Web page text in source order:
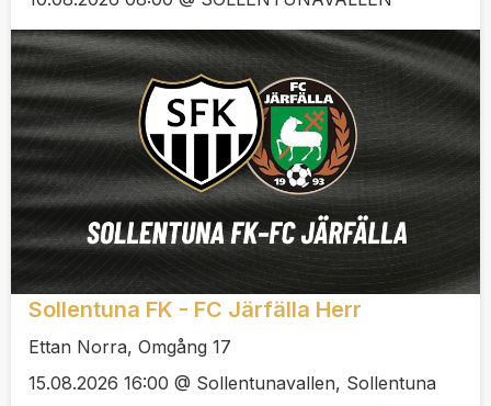
Sollentuna FK - FC Järfälla Herr
Ettan Norra, Omgång 17
15.08.2026 16:00 @ Sollentunavallen, Sollentuna